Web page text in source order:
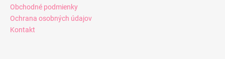
Obchodné podmienky
Ochrana osobných údajov
Kontakt